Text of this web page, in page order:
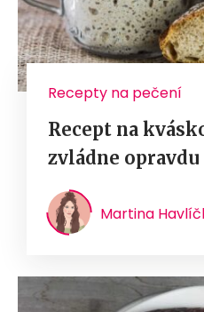
Recepty na pečení
Recept na
zvládne
Martina